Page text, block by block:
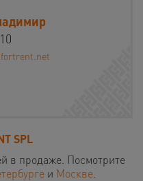
SPL
в продаже. Посмотрите
и Москве